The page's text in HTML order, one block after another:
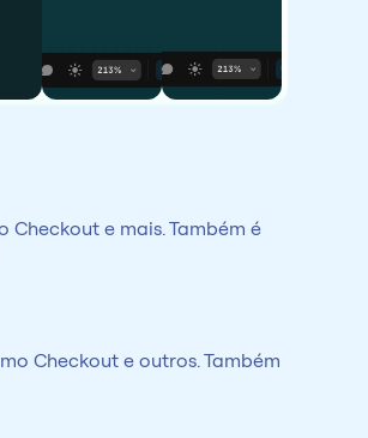
e mais. Também é
Checkout e outros. Também